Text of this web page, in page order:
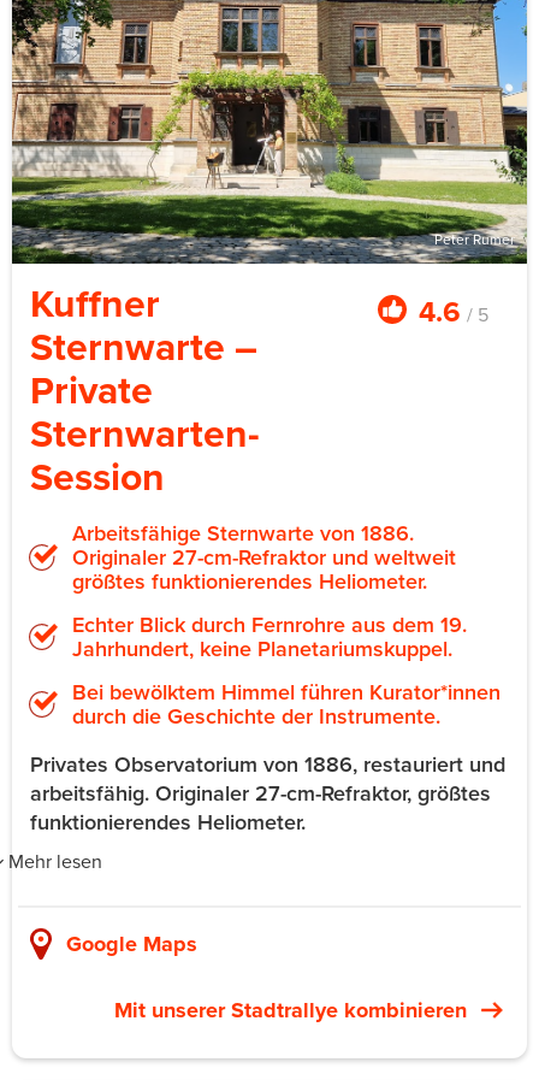
Gruppengröße sechs bis vierzehn in den Standard-
Formaten, größere Buchungen auf Anfrage. Workshops
dauern drei bis viereinhalb Stunden je nach Thema.
Offene Kurse ab 119 € pro Person, private Gruppenpreise
auf Anfrage je nach Thema, Personenzahl und
Verköstigung. Das Atelier wird von der
Wirtschaftsagentur Wien gefördert und in Kooperation
mit dem Paneum-Brotmuseum von Backaldrin
ausgestattet.
Peter Rumer
Kuffner
Sternwarte –
Private
Sternwarten-
Session
4.6 / 5
Arbeitsfähige Sternwarte von 1886.
Originaler 27-cm-Refraktor und weltweit
größtes funktionierendes Heliometer.
Echter Blick durch Fernrohre aus dem 19.
Jahrhundert, keine Planetariumskuppel.
Bei bewölktem Himmel führen Kurator*innen
durch die Geschichte der Instrumente.
Privates Observatorium von 1886, restauriert und
arbeitsfähig. Originaler 27-cm-Refraktor, größtes
funktionierendes Heliometer.
Mehr lesen
16. Bezirk ist die private Sternwarte des
Brauereibesitzers Moriz von Kuffner aus dem Jahr 1886.
Private Sessions nutzen den originalen 27-cm-Refraktor
Welt. Bei klarem Himmel beobachtet die Gruppe Mond,
Google Maps
Mit unserer Stadtrallye kombinieren